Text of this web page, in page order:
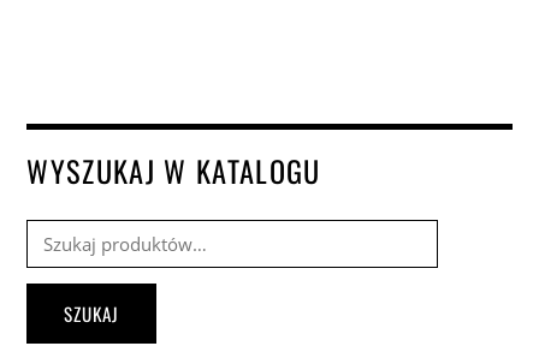
WYSZUKAJ W KATALOGU
Szukaj:
SZUKAJ